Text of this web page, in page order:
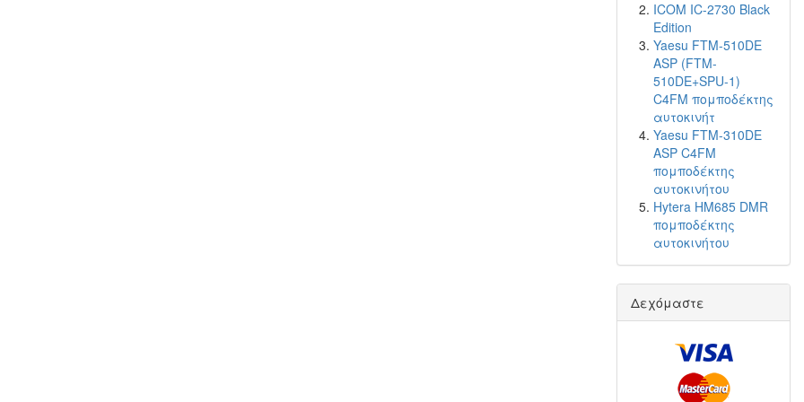
ICOM IC-2730 Black
Edition
Yaesu FTM-510DE
ASP (FTM-
510DE+SPU-1)
C4FM πομποδέκτης
αυτοκινήτ
Yaesu FTM-310DE
ASP C4FM
πομποδέκτης
αυτοκινήτου
Hytera HM685 DMR
πομποδέκτης
αυτοκινήτου
Δεχόμαστε